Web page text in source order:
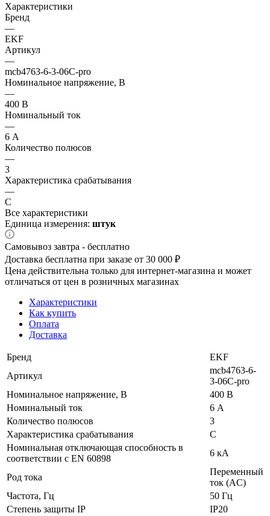
Характеристики
Бренд
—
EKF
Артикул
—
mcb4763-6-3-06C-pro
Номинальное напряжение, В
—
400 В
Номинальный ток
—
6 А
Количество полюсов
—
3
Характеристика срабатывания
—
C
Все характеристики
Единица измерения: штук
Самовывоз завтра - бесплатно
Доставка бесплатна при заказе от 30 000 ₽
Цена действительна только для интернет-магазина и может
отличаться от цен в розничных магазинах
Характеристики
Как купить
Оплата
Доставка
Бренд
EKF
Артикул
mcb4763-6-
3-06C-pro
Номинальное напряжение, В
400 В
Номинальный ток
6 А
Количество полюсов
3
Характеристика срабатывания
C
Номинальная отключающая способность в
соответствии с EN 60898
6 кА
Род тока
Переменный
ток (AC)
Частота, Гц
50 Гц
Степень защиты IP
IP20